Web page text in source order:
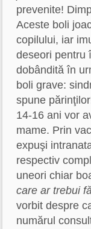
prevenite!
Aceste boli
copilului, iar
deseori pentru
dobândită în
boli grave:
spune
14-16 ani vor
mame. Prin
expuşi
respectiv
uneori chiar
care ar trebui
vorbit despre
numărul